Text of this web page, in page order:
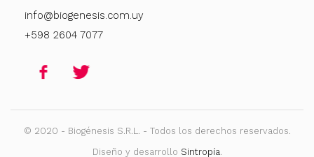
info@biogenesis.com.uy
+598 2604 7077
© 2020 - Biogénesis S.R.L. - Todos los derechos reservados.
Diseño y desarrollo Sintropía